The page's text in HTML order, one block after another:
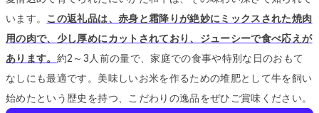
います。 この返礼品は、赤身と霜降りが絶妙にミックスされた焼肉
用の肉で、少し厚めにカットされており、ジューシーで食べ応えが
あります。 約2～3人前の量で、家庭での食事や特別な日のおもて
なしにも最適です。 美味しいお米を作るための堆肥として牛を飼い
始めたという歴史を持つ、こだわりの逸品をぜひご賞味ください。